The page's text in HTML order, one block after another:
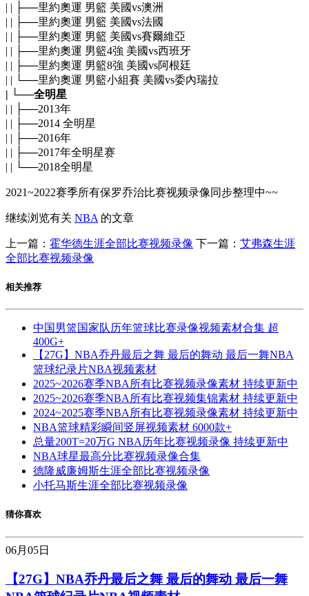
| | ├──里約奧運 男籃 美國vs澳洲
| | ├──里約奧運 男籃 美國vs法國
| | ├──里約奧運 男籃 美國vs賽爾維亞
| | ├──里約奧運 男籃4強 美國vs西班牙
| | ├──里約奧運 男籃8強 美國vs阿根廷
| | └──里約奧運 男籃小組賽 美國vs委內瑞拉
| └──全明星
| | ├──2013年
| | ├──2014 全明星
| | ├──2016年
| | ├──2017年全明星赛
| | └──2018全明星
2021~2022赛季所有保罗乔治比赛视频录像同步整理中~~
继续浏览有关 NBA 的文章
上一篇： 霍华德生涯全部比赛视频录像 下一篇： 艾弗森生涯
全部比赛视频录像
相关推荐
中国男篮国家队历年篮球比赛录像视频素材合集 超
400G+
【27G】NBA乔丹最后之舞 最后的舞动 最后一舞NBA
篮球纪录片NBA视频素材
2025~2026赛季NBA所有比赛视频录像素材 持续更新中
2025~2026赛季NBA所有比赛视频集锦素材 持续更新中
2024~2025赛季NBA所有比赛视频录像素材 持续更新中
NBA篮球精彩瞬间竖屏视频素材 6000款+
总量200T=20万G NBA历年比赛视频录像 持续更新中
NBA球星最高分比赛视频录像合集
德隆威廉姆斯生涯全部比赛视频录像
小托马斯生涯全部比赛视频录像
猜你喜欢
06月 05日
【27G】NBA乔丹最后之舞 最后的舞动 最后一舞